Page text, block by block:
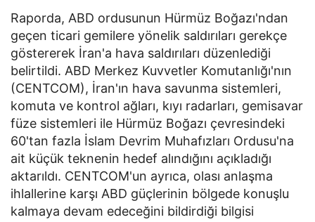
Raporda, ABD ordusunun Hürmüz Boğazı'ndan
geçen ticari gemilere yönelik saldırıları gerekçe
göstererek İran'a hava saldırıları düzenlediği
belirtildi. ABD Merkez Kuvvetler Komutanlığı'nın
(CENTCOM), İran'ın hava savunma sistemleri,
komuta ve kontrol ağları, kıyı radarları, gemisavar
füze sistemleri ile Hürmüz Boğazı çevresindeki
60'tan fazla İslam Devrim Muhafızları Ordusu'na
ait küçük teknenin hedef alındığını açıkladığı
aktarıldı. CENTCOM'un ayrıca, olası anlaşma
ihlallerine karşı ABD güçlerinin bölgede konuşlu
kalmaya devam edeceğini bildirdiği bilgisi